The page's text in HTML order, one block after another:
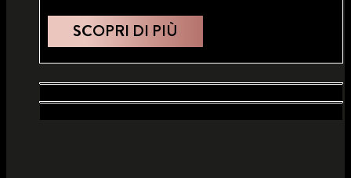
SCOPRI DI PIÙ
CASTANO MOGANO 4_2